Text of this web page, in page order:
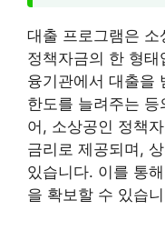
대출 프로그램은
정책자금의 한 형
융기관에서 대출을
한도를 늘려주는
어, 소상공인 정책
금리로 제공되며,
있습니다. 이를 통
을 확보할 수 있습